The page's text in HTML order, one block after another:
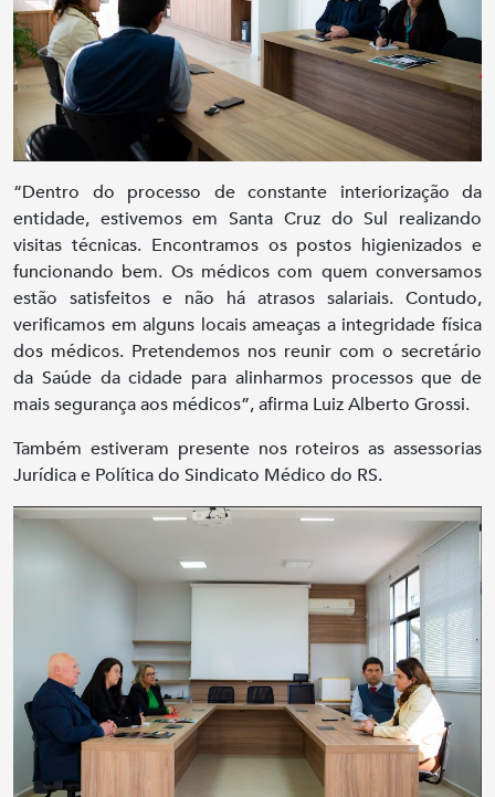
“Dentro do processo de constante interiorização da
entidade, estivemos em Santa Cruz do Sul realizando
visitas técnicas. Encontramos os postos higienizados e
funcionando bem. Os médicos com quem conversamos
estão satisfeitos e não há atrasos salariais. Contudo,
verificamos em alguns locais ameaças a integridade física
dos médicos. Pretendemos nos reunir com o secretário
da Saúde da cidade para alinharmos processos que de
mais segurança aos médicos”, afirma Luiz Alberto Grossi.
Também estiveram presente nos roteiros as assessorias
Jurídica e Política do Sindicato Médico do RS.